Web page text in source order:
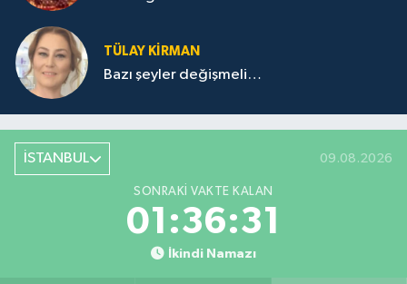
TÜLAY KİRMAN
Bazı şeyler değişmeli…
İSTANBUL 09.08.2026
SONRAKI VAKTE KALAN
01:36:31
İkindi Namazı